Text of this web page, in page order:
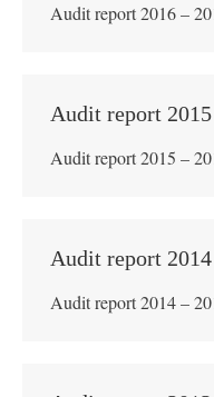
Audit report 2016 –
Audit report
Audit report 2015 –
Audit report
Audit report 2014 –